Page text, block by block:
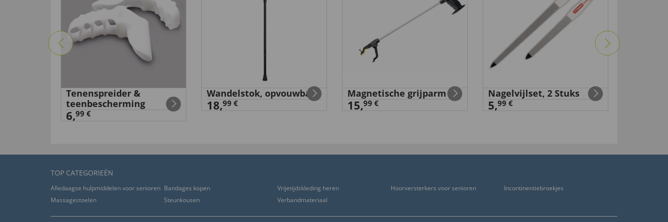
Tenenspreider &
teenbescherming
6,99 €
Wandelstok, opvouwbaar
18,99 €
Magnetische grijparm
15,99 €
Nagelvijlset, 2 Stuks
5,99 €
TOP CATEGORIEËN
Alledaagse hulpmiddelen voor senioren Bandages kopen Vrijetijdskleding heren Hoorversterkers voor senioren
Incontinentiebroekjes
Massagestoelen
Steunkousen Verbandmateriaal